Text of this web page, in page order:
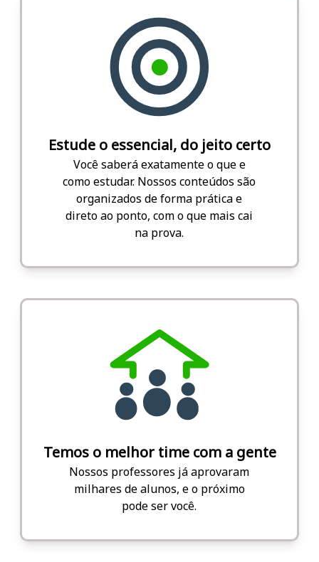
Estude o essencial, do jeito certo
Você saberá exatamente o que e
como estudar. Nossos conteúdos são
organizados de forma prática e
direto ao ponto, com o que mais cai
na prova.
Temos o melhor time com a gente
Nossos professores já aprovaram
milhares de alunos, e o próximo
pode ser você.